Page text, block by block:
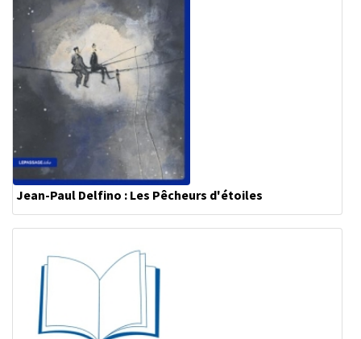
Jean-Paul Delfino : Les Pêcheurs d'étoiles